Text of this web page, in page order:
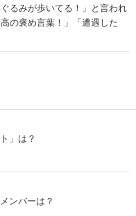
るみが歩いてる！」と言われ
の褒め言葉！」「遭遇した
」は？
ンバーは？